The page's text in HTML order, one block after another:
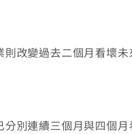
變過去二個月看壞
連續三個月與四個